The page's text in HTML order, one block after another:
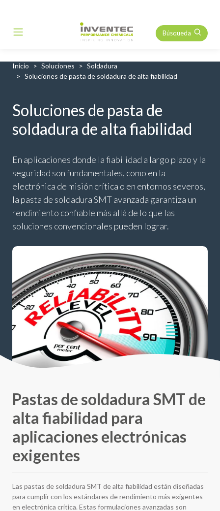
Main Navigation Búsqueda
Inicio Soluciones
Soldadura
Soluciones de pasta de soldadura de alta fiabilidad
Soluciones de pasta de
soldadura de alta fiabilidad
En aplicaciones donde la fiabilidad a largo plazo y la
seguridad son fundamentales, como en la
electrónica de misión crítica o en entornos severos,
la pasta de soldadura SMT avanzada garantiza un
rendimiento confiable más allá de lo que las
soluciones convencionales pueden lograr.
Pastas de soldadura SMT de
alta fiabilidad para
aplicaciones electrónicas
exigentes
Las pastas de soldadura SMT de alta fiabilidad están diseñadas
para cumplir con los estándares de rendimiento más exigentes
en electrónica crítica. Estas formulaciones avanzadas son